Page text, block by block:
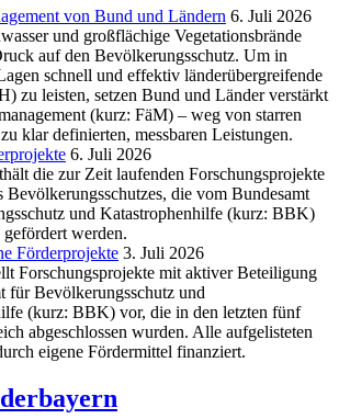
von Bund und Ländern 6. Juli 2026
und großflächige Vegetationsbrände
auf den Bevölkerungsschutz. Um in
schnell und effektiv länderübergreifende
zu leisten, setzen Bund und Länder verstärkt
(kurz: FäM) – weg von starren
klar definierten, messbaren Leistungen.
6. Juli 2026
die zur Zeit laufenden Forschungsprojekte
Be­völkerungs­schutzes, die vom Bundesamt
und Katastrophenhilfe (kurz: BBK)
werden.
Förderprojekte 3. Juli 2026
Forschungsprojekte mit aktiver Beteiligung
für Bevölkerungsschutz und
(kurz: BBK) vor, die in den letzten fünf
abgeschlossen wurden. Alle aufgelisteten
eigene Fördermittel finanziert.